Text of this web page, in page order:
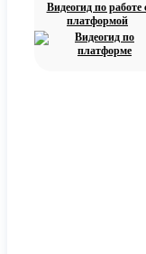
Видеогид по работе
платформой
Ж/д весы
Отдавая
можете
и расчета
Информация